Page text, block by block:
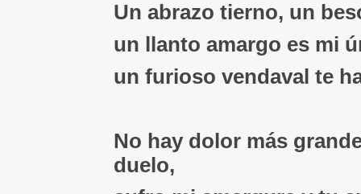
Un abrazo tierno, un
un llanto amargo es mi
un furioso vendaval te
No hay dolor más
duelo,